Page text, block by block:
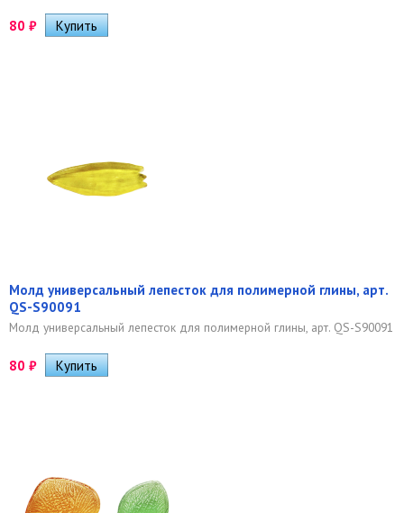
80 ₽
Молд универсальный лепесток для полимерной глины, арт.
QS-S90091
Молд универсальный лепесток для полимерной глины, арт. QS-S90091
80 ₽